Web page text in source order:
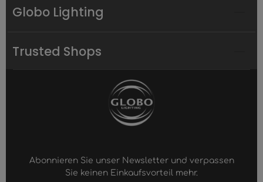
Globo Lighting
Trusted Shops
Abonnieren Sie unser Newsletter und verpassen
Sie keinen Einkaufsvorteil mehr.